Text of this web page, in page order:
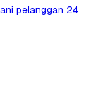
pelanggan 24